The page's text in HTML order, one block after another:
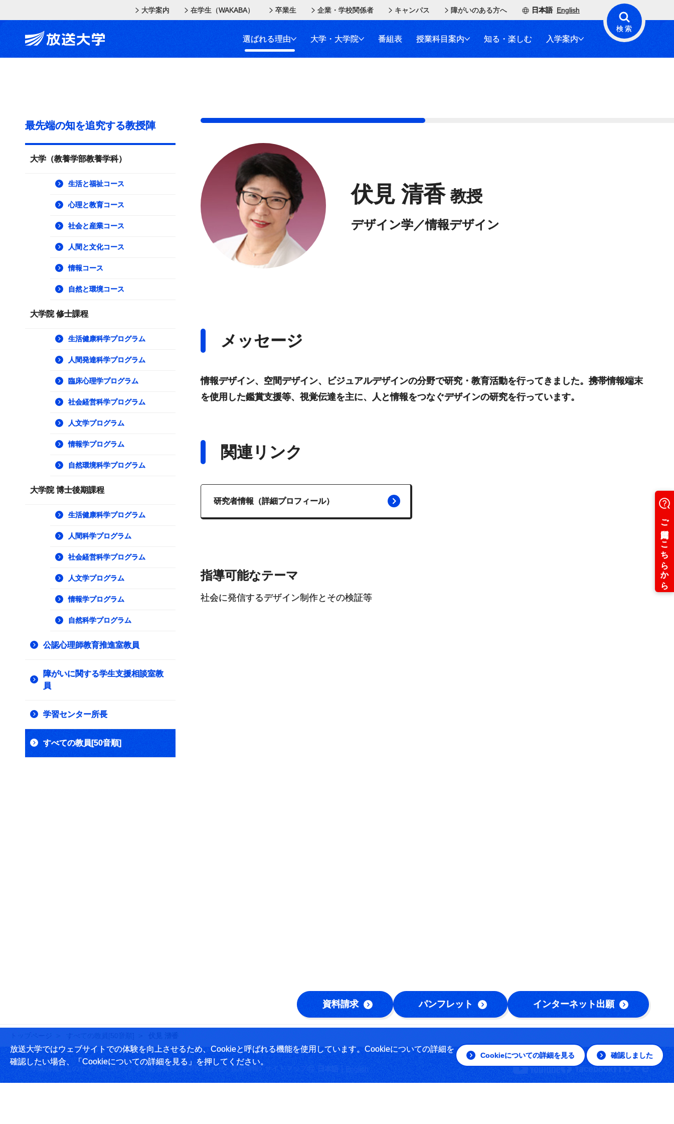
放送大学ではウェブサイトでの体験を向上させるため、Cookieと呼ばれる機能を使用しています。Cookieについての詳細を
確認したい場合、「Cookieについての詳細を見る」を押してください。
Cookieについての詳細を見る 確認しました
スクリーンリーダーでご覧の方へ
大学案内 在学生（WAKABA） 卒業生 企業・学校関係者 キャンパス 障がいのある方へ 日本語 English
選ばれる理由 大学・大学院 番組表 授業科目案内 知る・楽しむ 入学案内
検索
伏見 清香 教授
デザイン学／情報デザイン
メッセージ
情報デザイン、空間デザイン、ビジュアルデザインの分野で研究・教育活動を行ってきました。携帯情報端末
を使用した鑑賞支援等、視覚伝達を主に、人と情報をつなぐデザインの研究を行っています。
関連リンク
研究者情報（詳細プロフィール）
指導可能なテーマ
社会に発信するデザイン制作とその検証等
最先端の知を追究する教授陣
大学（教養学部教養学科）
生活と福祉コース
心理と教育コース
社会と産業コース
人間と文化コース
情報コース
自然と環境コース
大学院 修士課程
生活健康科学プログラム
人間発達科学プログラム
臨床心理学プログラム
社会経営科学プログラム
人文学プログラム
情報学プログラム
自然環境科学プログラム
大学院 博士後期課程
生活健康科学プログラム
人間科学プログラム
社会経営科学プログラム
人文学プログラム
情報学プログラム
自然科学プログラム
公認心理師教育推進室教員
障がいに関する学生支援相談室教
員
学習センター所長
すべての教員[50音順]
資料請求 パンフレット インターネット出願
トップページ すべての教員[50音順] 伏見 清香
学園情報 このサイトについて よくある質問 お問い合わせ 採用情報 サイトマップ 日本語 | English